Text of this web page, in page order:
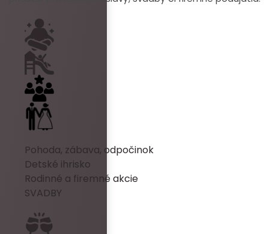
Pohoda, zábava, odpočinok
Detské ihrisko
Rodinné a firemné akcie
SVADBY